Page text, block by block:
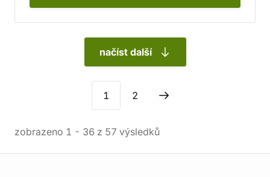
načíst další
1 2
zobrazeno 1 - 36 z 57 výsledků